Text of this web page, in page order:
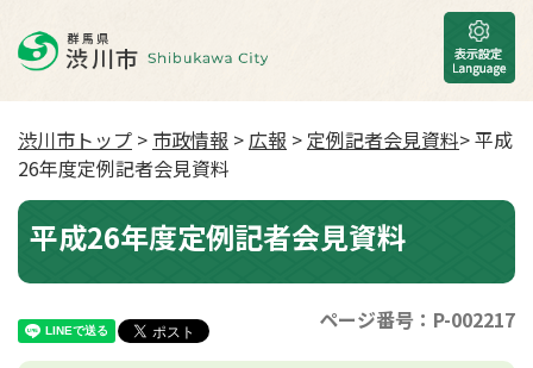
渋川市トップ > 市政情報 >広報 > 定例記者会見資料> 平成
26年度定例記者会見資料
平成26年度定例記者会見資料
ページ番号：P-002217